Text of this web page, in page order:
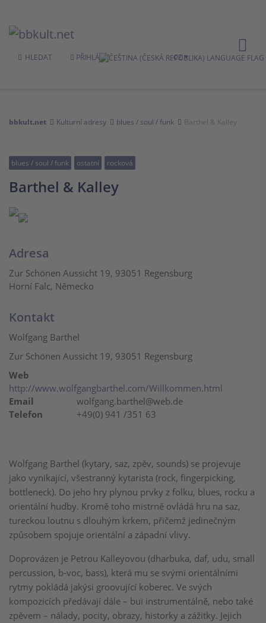
HLEDAT PŘIHLÁSIT CZ
bbkult.net Kulturní adresy blues / soul / funk Barthel & Kalley
blues / soul / funk ostatní rocková
Barthel & Kalley
Wolfgang Barthel (kytary, saz, zpěv, sounds) se projevuje
jako vynikající, všestranný kytarista (rock, fingerpicking,
bottleneck). Do jeho hry plynou prvky z folku, blues, rocku a
orientální hudby. Kromě toho mistrně ovládá hru na saz,
tureckou loutnu s dlouhým krkem, přičemž jedinečným
způsobem spojuje orientální a západní vlivy.
Doprovázen je Petrou Kalleyovou (dharbuka, daf, udu, small
percussion, b-voc, bass), která mu se svými orientálními
rytmy pokládá jakýsi groovující koberec. Ve svých
kompozicích předávají dále – buï instrumentálně, nebo také
zpěvem – nálady, pocity, obrazy, historky a zážitky. Jejich
Adresa
Zur Schönen Aussicht 19, 93051 Regensburg
Horní Falc, Německo
Kontakt
Wolfgang Barthel
Zur Schönen Aussicht 19, 93051 Regensburg
Web
http://www.wolfgangbarthel.com/Willkommen.html
Email
wolfgang.barthel@web.de
Telefon
+49(0) 941 /351 63